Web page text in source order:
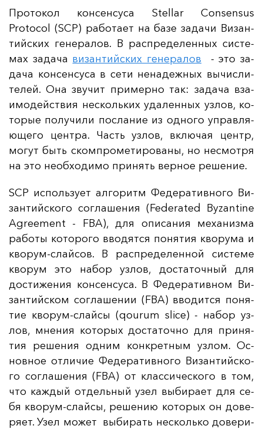
Про­то­кол кон­сен­су­са Stellar Consensus
Protocol (SCP) ра­бо­та­ет на ба­зе за­да­чи Ви­зан­
тий­ских ге­не­ра­лов. В рас­пре­де­лен­ных сис­те­
мах за­да­ча ви­зан­тий­ских ге­не­ра­лов - это за­
да­ча кон­сен­су­са в се­ти не­на­деж­ных вы­чис­ли­
те­лей. Она зву­чит при­мер­но так: за­да­ча вза­
имо­дей­ствия нес­коль­ких уда­лен­ных уз­лов, ко­
то­рые по­лу­чи­ли пос­ла­ние из од­но­го уп­рав­ля­
юще­го цен­тра. Часть уз­лов, вклю­чая центр,
мо­гут быть ском­про­ме­ти­ро­ва­ны, но нес­мот­ря
на это не­об­хо­ди­мо при­нять вер­ное ре­ше­ние.
SCP ис­поль­зу­ет ал­го­ритм Фе­де­ра­тив­но­го Ви­
зан­тий­ско­го сог­ла­ше­ния (Federated Byzantine
Agreement - FBA), для опи­са­ния ме­ха­низ­ма
ра­бо­ты ко­то­ро­го вво­дят­ся по­ня­тия кво­ру­ма и
кво­рум-слай­сов. В рас­пре­де­лен­ной сис­те­ме
кво­рум это на­бор уз­лов, дос­та­точ­ный для
дос­ти­же­ния кон­сен­су­са. В Фе­де­ра­тив­ном Ви­
зан­тий­ском сог­ла­ше­нии (FBA) вво­дит­ся по­ня­
тие кво­рум-слай­сы (qourum slice) - на­бор уз­
лов, мне­ния ко­то­рых дос­та­точ­но для при­ня­
тия ре­ше­ния од­ним кон­крет­ным уз­лом. Ос­
нов­ное от­ли­чие Фе­де­ра­тив­но­го Ви­зан­тий­ско­
го сог­ла­ше­ния (FBA) от клас­си­чес­ко­го в том,
что каж­дый от­дель­ный узел вы­би­ра­ет для се­
бя кво­рум-слай­сы, ре­ше­нию ко­то­рых он до­ве­
ря­ет. Узел мо­жет вы­би­рать нес­коль­ко до­ве­ри­